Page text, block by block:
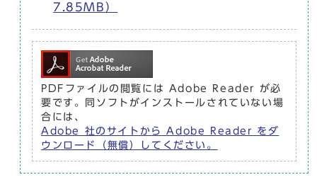
7.85MB）
PDFファイルの閲覧には Adobe Reader が必
要です。同ソフトがインストールされていない場
合には、
Adobe 社のサイトから Adobe Reader をダ
ウンロード（無償）してください。